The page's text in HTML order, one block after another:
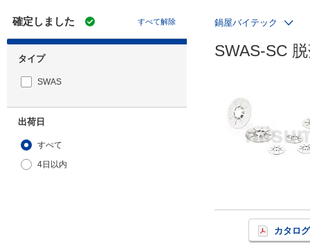
確定しました すべて解除
タイプ
SWAS
出荷日
すべて
4日以内
鍋屋バイテック
SWAS-SC
カタログ